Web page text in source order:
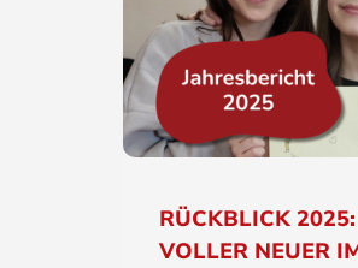
RÜCKBLICK
VOLLER NEUER